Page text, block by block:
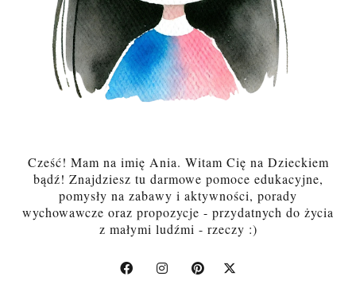
Cześć! Mam na imię Ania. Witam Cię na Dzieckiem
bądź! Znajdziesz tu darmowe pomoce edukacyjne,
pomysły na zabawy i aktywności, porady
wychowawcze oraz propozycje - przydatnych do życia
z małymi ludźmi - rzeczy :)